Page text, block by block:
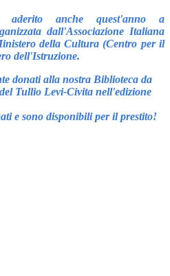
anche quest'anno a
dall'Associazione Italiana
della Cultura (Centro per il
dell'Istruzione.
donati alla nostra Biblioteca da
Tullio Levi-Civita nell'edizione
e sono disponibili per il prestito!